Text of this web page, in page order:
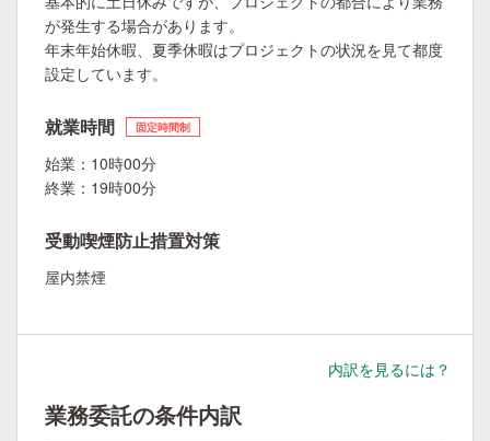
が発生する場合があります。
年末年始休暇、夏季休暇はプロジェクトの状況を見て都度
設定しています。
就業時間 固定時間制
始業：10時00分
終業：19時00分
受動喫煙防止措置対策
屋内禁煙
内訳を見るには？
業務委託の条件内訳